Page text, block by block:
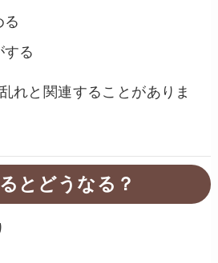
る
る
れと関連することがありま
とどうなる？